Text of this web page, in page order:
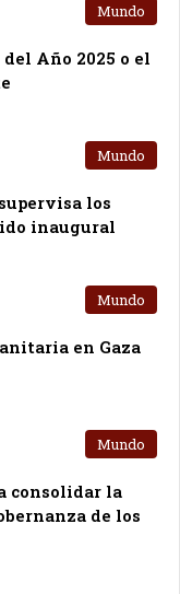
Mundo
Año 2025 o el
Mundo
los
inaugural
Mundo
en Gaza
Mundo
consolidar la
de los